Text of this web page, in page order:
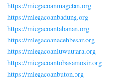
https://miegacoanmagetan.org
https://miegacoanbadung.org
https://miegacoantabanan.org
https://miegacoanacehbesar.org
https://miegacoanluwuutara.org
https://miegacoantobasamosir.org
https://miegacoanbuton.org